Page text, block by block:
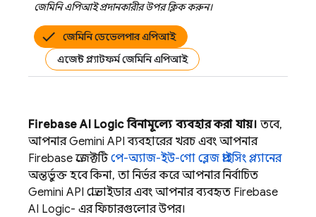
জেমিনি এপিআইপ্রদানকারীর উপর ক্লিক করুন।
জেমিনি ডেভেলপার এপিআই
এজেন্ট প্ল্যাটফর্ম জেমিনি এপিআই
Firebase AI Logicবিনামূল্যে ব্যবহার করা যায়। তবে,
আপনারGemini API ব্যবহারের খরচ এবং আপনার
Firebase প্রজেক্টটিপে-অ্যাজ-ইউ-গো ব্লেজ প্রাইসিং প্ল্যানের
অন্তর্ভুক্ত হবে কিনা, তা নির্ভর করে আপনার নির্বাচিত
Gemini API প্রোভাইডার এবং আপনার ব্যবহৃত Firebase
AI Logic- এর ফিচারগুলোর উপর।